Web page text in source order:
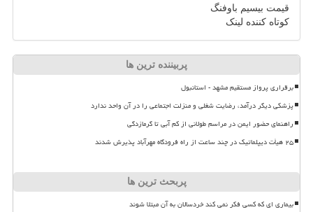
قیمت بیسیم باوفنگ
کوتاه کننده لینک
پربیننده ترین ها
برقراری پرواز مستقیم مشهد - استانبول
پزشکی دیگر درآمد، رضایت شغلی و منزلت اجتماعی را در آن واحد ندارد
راهنمای حضور ایمن در مراسم طولانی از کم آبی تا گرمازدگی
۲۵ هیأت دیپلماتیک در چند ساعت از راه فرودگاه مهرآباد پذیرش شدند
پربحث ترین ها
بیماری ای که کسی فکر نمی کند خردسالان به آن مبتلا شوند